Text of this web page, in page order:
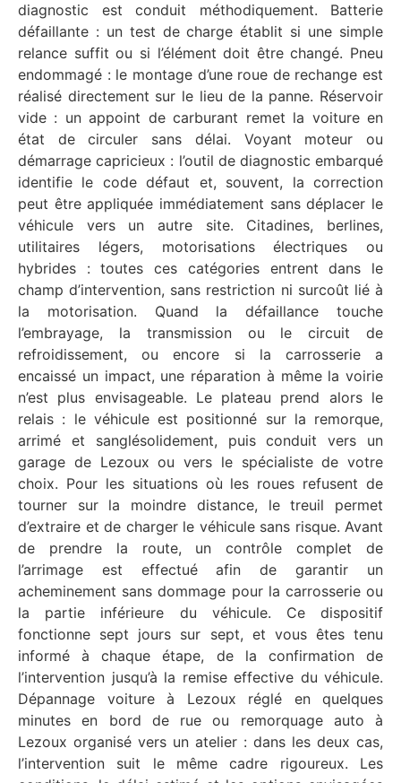
diagnostic est conduit méthodiquement. Batterie
défaillante : un test de charge établit si une simple
relance suffit ou si l’élément doit être changé. Pneu
endommagé : le montage d’une roue de rechange est
réalisé directement sur le lieu de la panne. Réservoir
vide : un appoint de carburant remet la voiture en
état de circuler sans délai. Voyant moteur ou
démarrage capricieux : l’outil de diagnostic embarqué
identifie le code défaut et, souvent, la correction
peut être appliquée immédiatement sans déplacer le
véhicule vers un autre site. Citadines, berlines,
utilitaires légers, motorisations électriques ou
hybrides : toutes ces catégories entrent dans le
champ d’intervention, sans restriction ni surcoût lié à
la motorisation. Quand la défaillance touche
l’embrayage, la transmission ou le circuit de
refroidissement, ou encore si la carrosserie a
encaissé un impact, une réparation à même la voirie
n’est plus envisageable. Le plateau prend alors le
relais : le véhicule est positionné sur la remorque,
arrimé et sanglésolidement, puis conduit vers un
garage de Lezoux ou vers le spécialiste de votre
choix. Pour les situations où les roues refusent de
tourner sur la moindre distance, le treuil permet
d’extraire et de charger le véhicule sans risque. Avant
de prendre la route, un contrôle complet de
l’arrimage est effectué afin de garantir un
acheminement sans dommage pour la carrosserie ou
la partie inférieure du véhicule. Ce dispositif
fonctionne sept jours sur sept, et vous êtes tenu
informé à chaque étape, de la confirmation de
l’intervention jusqu’à la remise effective du véhicule.
Dépannage voiture à Lezoux réglé en quelques
minutes en bord de rue ou remorquage auto à
Lezoux organisé vers un atelier : dans les deux cas,
l’intervention suit le même cadre rigoureux. Les